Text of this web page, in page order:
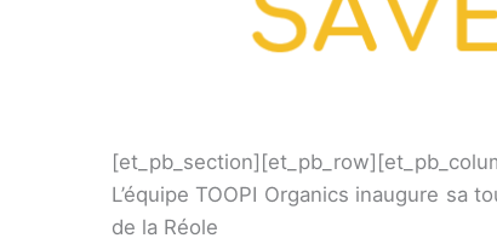
L’équipe TOOPI Organics inaugure sa
de la Réole